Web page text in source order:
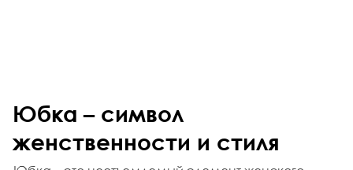
Юбка – символ
женственности и стиля